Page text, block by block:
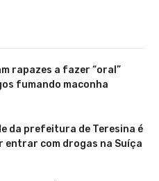
rapazes a fazer “oral”
fumando maconha
da prefeitura de Teresina é
entrar com drogas na Suíça